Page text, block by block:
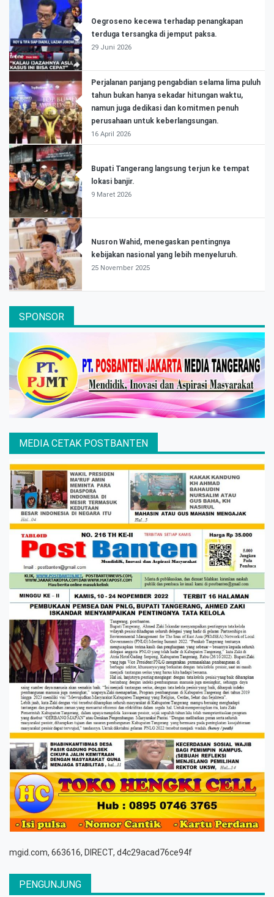
Oegroseno kecewa terhadap penangkapan
terduga tersangka di jemput paksa.
29 Juni 2026
Perjalanan panjang pengabdian selama lima puluh
tahun bukan hanya sekadar hitungan waktu,
namun juga dedikasi dan komitmen penuh
perusahaan untuk keberlangsungan.
16 April 2026
Bupati Tangerang langsung terjun ke tempat
lokasi banjir.
9 Maret 2026
Nusron Wahid, menegaskan pentingnya
kebijakan nasional yang lebih menyeluruh.
25 November 2025
SPONSOR
MEDIA CETAK POSTBANTEN
mgid.com, 663616, DIRECT, d4c29acad76ce94f
PENGUNJUNG